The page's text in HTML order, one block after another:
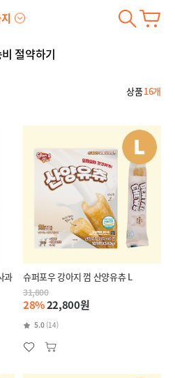
절약하기
상품16개
과 슈퍼포우 강아지 껌 산양유츄 L
31,800
28%22,800원
5.0 (14)